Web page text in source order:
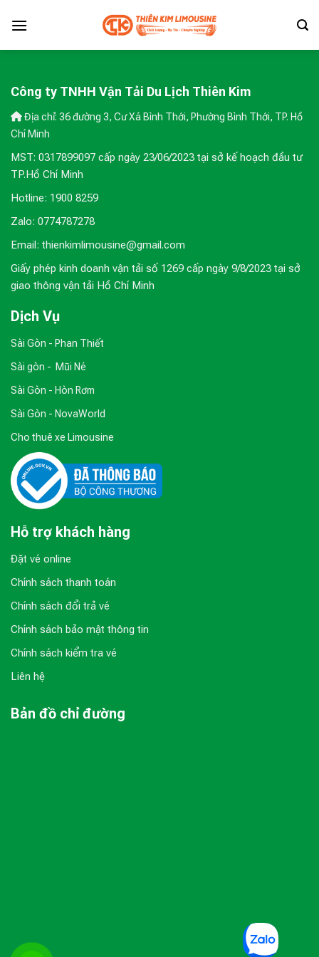
Công ty TNHH Vận Tải Du Lịch Thiên Kim
Địa chỉ: 36 đường 3, Cư Xá Bình Thới, Phường Bình Thới, TP. Hồ
Chí Minh
MST: 0317899097 cấp ngày 23/06/2023 tại sở kế hoạch đầu tư
TP.Hồ Chí Minh
Hotline: 1900 8259
Zalo: 0774787278
Email: thienkimlimousine@gmail.com
Giấy phép kinh doanh vận tải số 1269 cấp ngày 9/8/2023 tại sở
giao thông vận tải Hồ Chí Minh
Dịch Vụ
Sài Gòn - Phan Thiết
Sài gòn - Mũi Né
Sài Gòn - Hòn Rơm
Sài Gòn - NovaWorld
Cho thuê xe Limousine
Hỗ trợ khách hàng
Đặt vé online
Chính sách thanh toán
Chính sách đổi trả vé
Chính sách bảo mật thông tin
Chính sách kiểm tra vé
Liên hệ
Bản đồ chỉ đường